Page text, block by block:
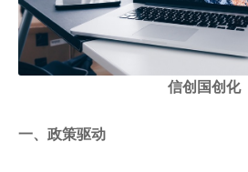
信创国创化
一、政策驱动